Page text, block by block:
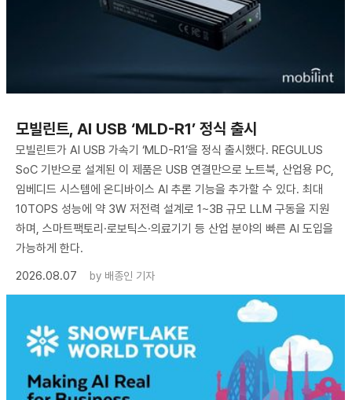
모빌린트, AI USB ‘MLD-R1’ 정식 출시
모빌린트가 AI USB 가속기 ‘MLD-R1’을 정식 출시했다. REGULUS
SoC 기반으로 설계된 이 제품은 USB 연결만으로 노트북, 산업용 PC,
임베디드 시스템에 온디바이스 AI 추론 기능을 추가할 수 있다. 최대
10TOPS 성능에 약 3W 저전력 설계로 1~3B 규모 LLM 구동을 지원
하며, 스마트팩토리·로보틱스·의료기기 등 산업 분야의 빠른 AI 도입을
가능하게 한다.
2026.08.07
by 배종인 기자